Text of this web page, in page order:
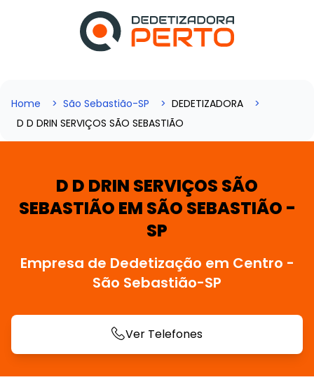
Home São Sebastião-SP
DEDETIZADORA
D D DRIN SERVIÇOS SÃO SEBASTIÃO
D D DRIN SERVIÇOS SÃO
SEBASTIÃO EM SÃO SEBASTIÃO -
SP
Empresa de Dedetização em Centro -
São Sebastião-SP
Ver Telefones